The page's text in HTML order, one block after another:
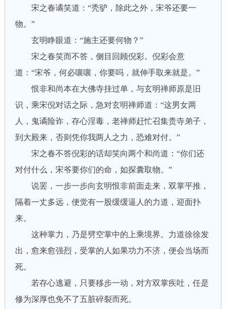
宋之春谲笑道：“秃驴，除此之外，宋爷还要一
物。”
玄明睁眼道：“施主还要何物？”
宋之春笑而不答，侧目回顾倪彩。倪彩会意
道：“宋爷，何必嚷嚷，你要吗，就伸手取来就是。”
恨非和尚本在大佛寺挂过单，与玄明禅师原是旧
识，乘宋倪对话之际，急对玄明禅师道：“这男女两
人，鬼谲险诈，存心淫毒，老禅师赶忙召集贵寺弟子，
到大殿来，否则凭你我两人之力，恐难对付。”
宋之春不答倪彩的话却笑向两个和尚道：“你们还
对付什么，宋爷要你们的命，如探囊取物。”
说罢，一步一步向玄明恨非前面走来，双掌平推，
隔着一丈多远，便觉有一股缓缓逼人的力道，迎面扑
来。
这种掌力，乃是劈空掌中的上乘境界。力道徐徐发
出，愈来愈强烈，受掌的人如果功力不济，便会当场而
死。
若存心逃避，只要移步一动，对方双掌疾吐，任是
修为深厚也免不了五脏碎裂而死。